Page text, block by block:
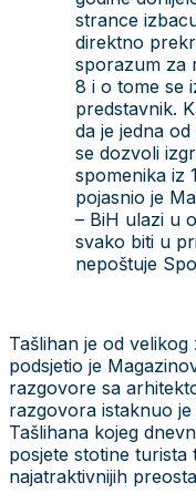
strance
direktno
sporazum za
8 i o tome se
predstavnik.
da je jedna
se dozvoli
spomenika iz
pojasnio je
– BiH ulazi u
svako biti u
nepoštuje
Tašlihan je od
podsjetio je
razgovore sa
razgovora istaknuo
Tašlihana kojeg
posjete stotine turista
najatraktivnijih